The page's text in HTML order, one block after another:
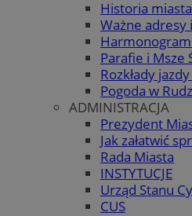
Historia miasta
Ważne
Parafie i Msze
Rozkłady
Pogoda w
ADMINISTRACJA
Prezydent
Jak załatwić
Rada Miasta
INSTYTUCJE
Urząd Stanu
CUS